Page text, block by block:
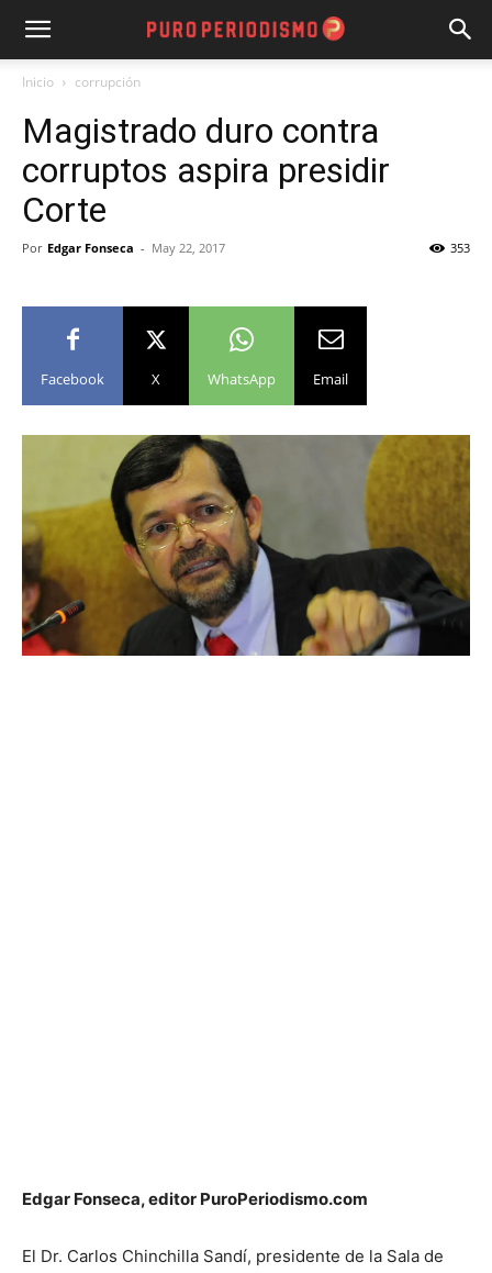
Inicio corrupción
Magistrado duro contra
corruptos aspira presidir
Corte
Por Edgar Fonseca - May 22, 2017 353
Facebook X WhatsApp Email
Edgar Fonseca, editor PuroPeriodismo.com
El Dr. Carlos Chinchilla Sandí, presidente de la Sala de